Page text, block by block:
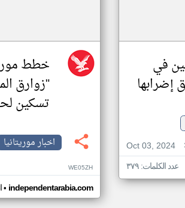
في
إضرابها
Oct 03, 2024
عدد الكلمات: ٣٧٩
خطط
"زوارق
تسكين
اخبار موريتانيا
WE05ZH
• independentarabia.com